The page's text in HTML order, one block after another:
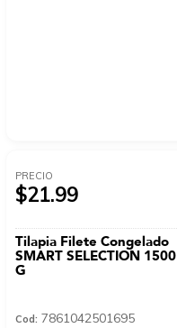
PRECIO
$21.99
Tilapia Filete Congelado
SMART SELECTION 1500
G
Cod: 7861042501695